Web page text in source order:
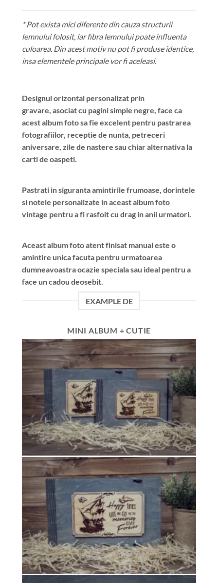
* Pot exista mici diferente din cauza structurii
lemnului folosit, iar fibra lemnului poate influenta
culoarea. Din acest motiv nu pot fi produse identice,
insa elementele principale vor fi aceleasi.
Designul orizontal personalizat prin
gravare, asociat cu pagini simple negre, face ca
acest album foto sa fie excelent pentru pastrarea
fotografiilor, receptie de nunta, petreceri
aniversare, zile de nastere sau chiar alternativa la
carti de oaspeti.
Pastrati in siguranta amintirile frumoase, dorintele
si notele personalizate in aceast album foto
vintage pentru a fi rasfoit cu drag in anii urmatori.
Aceast album foto atent finisat manual este o
amintire unica facuta pentru urmatoarea
dumneavoastra ocazie speciala sau ideal pentru a
face un cadou deosebit.
EXAMPLE DE
MINI ALBUM + CUTIE